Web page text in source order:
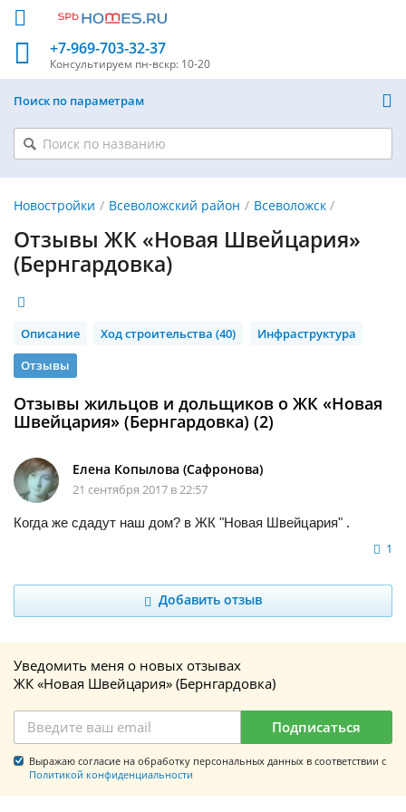
+7-969-703-32-37
Консультируем пн-вскр: 10-20
Поиск по параметрам
Новостройки Всеволожский район Всеволожск
Отзывы ЖК «Новая Швейцария»
(Бернгардовка)
Описание Ход строительства (40)
Инфраструктура
Отзывы
Отзывы жильцов и дольщиков о ЖК «Новая
Швейцария» (Бернгардовка) (2)
Елена Копылова (Сафронова)
21 сентября 2017 в 22:57
Когда же сдадут наш дом? в ЖК "Новая Швейцария" .
1
Добавить отзыв
Уведомить меня о новых отзывах
ЖК «Новая Швейцария» (Бернгардовка)
Подписаться
Выражаю согласие на обработку персональных данных в соответствии с
Политикой конфиденциальности